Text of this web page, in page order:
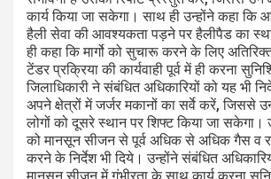
कार्य किया जा सकेगा। साथ ही उन्होंने कहा कि
हैली सेवा की आवश्यकता पड़ने पर हैलीपैड का
ही कहा कि मार्गो को सुचारू करने के लिए
टेंडर प्रक्रिया की कार्यवाही पूर्व में ही करना
जिलाधिकारी ने संबंधित अधिकारियों को यह भी
अपने क्षेत्रों में जर्जर मकानों का सर्वे करें, जिससे
लोगों को दूसरे स्थान पर शिफ्ट किया जा सकेगा।
को मानसून सीजन से पूर्व अधिक से अधिक गैस व
करने के निर्देश भी दिये। उन्होंने संबंधित